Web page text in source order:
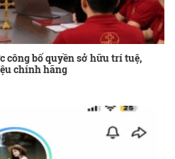
công bố quyền sở hữu trí tuệ,
chính hãng